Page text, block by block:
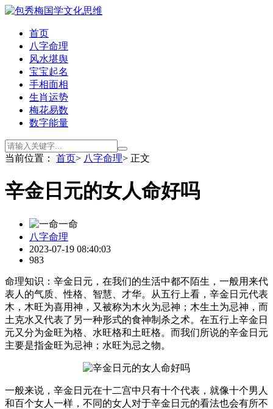
首页
八字命理
风水堪舆
宝宝起名
手相面相
生肖运势
梅花易数
数字能量
当前位置： 首页> 八字命理> 正文
辛金日元的女人命好吗
一命
八字命理
2023-07-19 08:40:03
983
命理知识：辛金日元，在我们的生活中都不陌生，一般用来代
表人的气质、性格、智慧、才华。从五行上看，辛金日元代表
木，木旺为喜用神，又被称为木火为忌神；木生土为忌神，而
土克水又代表了另一种形式的食神制杀之术。在五行上辛金日
元又分为金旺为格、水旺格和土旺格。而我们所说的辛金日元
主要是指金旺为忌神；水旺为忌之物。
一般来说，辛金日元在十二宫中只有十个代表，就像十个男人
和百个女人一样，不同的女人对于辛金日元的看法也会有所不